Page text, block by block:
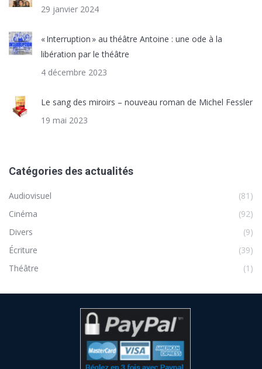
29 janvier 2024
« Interruption » au théâtre Antoine : une ode à la
libération par le théâtre
4 décembre 2023
Le sang des miroirs – nouveau roman de Michel Fessler
19 mai 2023
Catégories des actualités
Audiovisuel
(81)
Cinéma
(92)
Divers
(9)
Écriture
(39)
Théâtre
(1)